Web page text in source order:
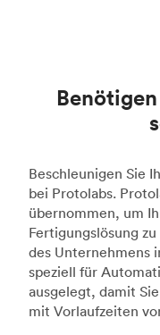
Beschleunigen Sie
bei Protolabs.
übernommen, um
Fertigungslösung
des Unternehmens
speziell für
ausgelegt, damit
mit Vorlaufzeiten